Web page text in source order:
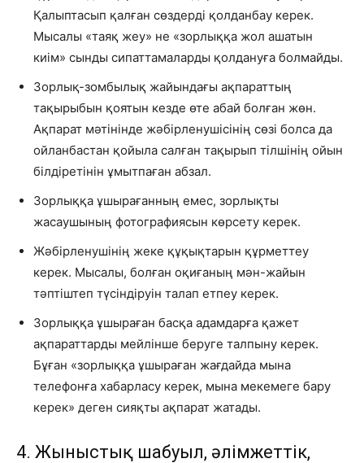
Қалыптасып қалған сөздерді қолданбау керек.
Мысалы «таяқ жеу» не «зорлыққа жол ашатын
киім» сынды сипаттамаларды қолдануға болмайды.
Зорлық-зомбылық жайындағы ақпараттың
тақырыбын қоятын кезде өте абай болған жөн.
Ақпарат мәтінінде жәбірленушісінің сөзі болса да
ойланбастан қойыла салған тақырып тілшінің ойын
білдіретінін ұмытпаған абзал.
Зорлыққа ұшырағанның емес, зорлықты
жасаушының фотографиясын көрсету керек.
Жәбірленушінің жеке құқықтарын құрметтеу
керек. Мысалы, болған оқиғаның мән-жайын
тәптіштеп түсіндіруін талап етпеу керек.
Зорлыққа ұшыраған басқа адамдарға қажет
ақпараттарды мейлінше беруге талпыну керек.
Бұған «зорлыққа ұшыраған жағдайда мына
телефонға хабарласу керек, мына мекемеге бару
керек» деген сияқты ақпарат жатады.
4. Жыныстық шабуыл, әлімжеттік,